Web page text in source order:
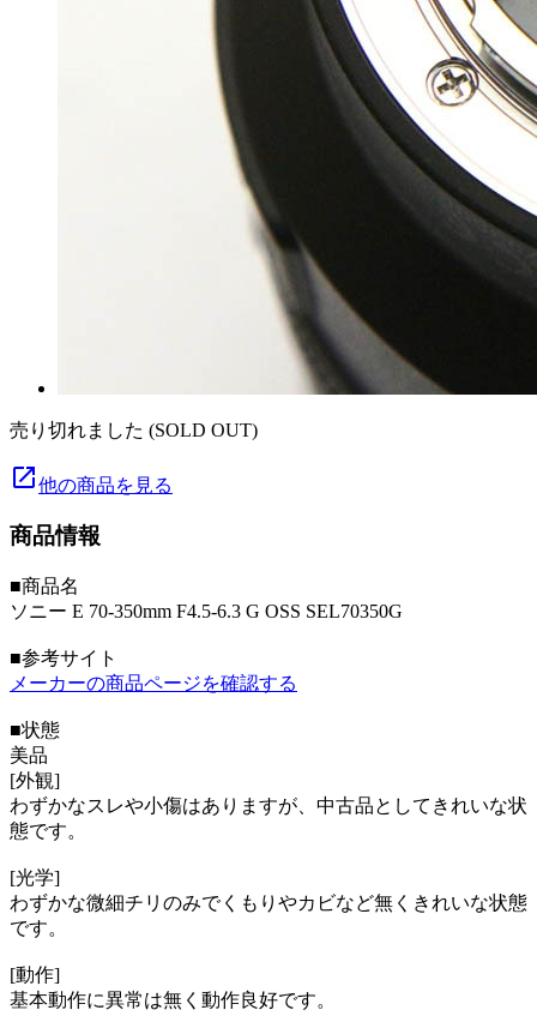
売り切れました (SOLD OUT)
launch他の商品を見る
商品情報
■商品名
ソニー E 70-350mm F4.5-6.3 G OSS SEL70350G
■参考サイト
メーカーの商品ページを確認する
■状態
美品
[外観]
わずかなスレや小傷はありますが、中古品としてきれいな状
態です。
[光学]
わずかな微細チリのみでくもりやカビなど無くきれいな状態
です。
[動作]
基本動作に異常は無く動作良好です。